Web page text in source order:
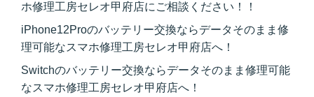
ホ修理工房セレオ甲府店にご相談ください！！
iPhone12Proのバッテリー交換ならデータそのまま修
理可能なスマホ修理工房セレオ甲府店へ！
Switchのバッテリー交換ならデータそのまま修理可能
なスマホ修理工房セレオ甲府店へ！